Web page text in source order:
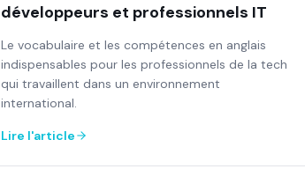
développeurs et professionnels IT
Le vocabulaire et les compétences en anglais
indispensables pour les professionnels de la tech
qui travaillent dans un environnement
international.
Lire l'article